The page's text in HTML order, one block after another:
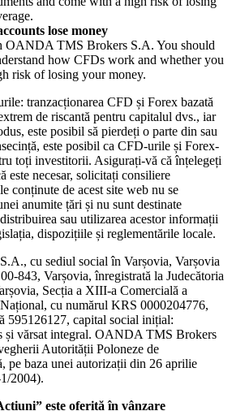
lose money
OANDA TMS Brokers S.A. You should
how CFDs work and whether you
risk of losing your money.
tranzacționarea CFD și Forex bazată
de riscantă pentru capitalul dvs., iar
este posibil să pierdeți o parte din sau
este posibil ca CFD-urile și Forex-
toți investitorii. Asigurați-vă că înțelegeți
este necesar, solicitați consiliere
conținute de acest site web nu se
anumite țări și nu sunt destinate
sau utilizarea acestor informații
dispozițiile și reglementările locale.
cu sediul social în Varșovia, Varșovia
843, Varșovia, înregistrată la Judecătoria
Secția a XIII-a Comercială a
cu numărul KRS 0000204776,
595126127, capital social inițial:
și vărsat integral. OANDA TMS Brokers
Autorității Poloneze de
pe baza unei autorizații din 26 aprilie
2004).
este oferită în vânzare